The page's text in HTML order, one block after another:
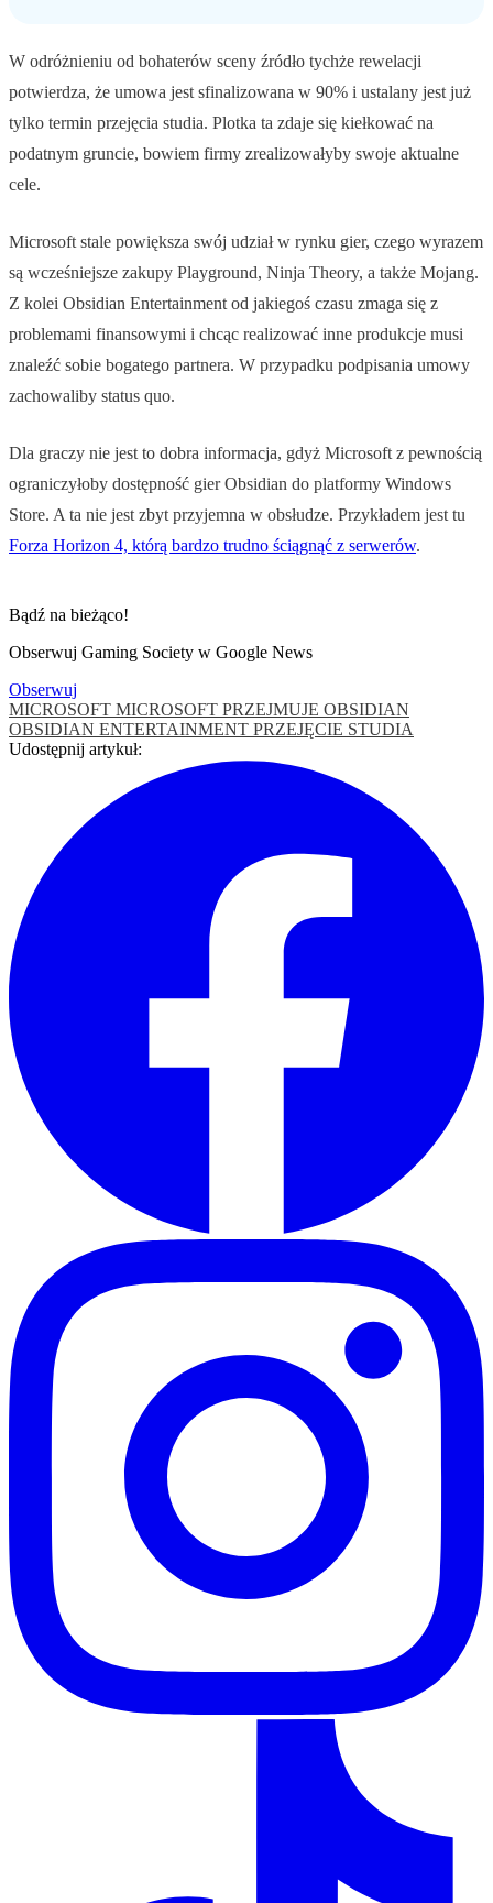
W odróżnieniu od bohaterów sceny źródło tychże rewelacji
potwierdza, że umowa jest sfinalizowana w 90% i ustalany jest już
tylko termin przejęcia studia. Plotka ta zdaje się kiełkować na
podatnym gruncie, bowiem firmy zrealizowałyby swoje aktualne
cele.
Microsoft stale powiększa swój udział w rynku gier, czego wyrazem
są wcześniejsze zakupy Playground, Ninja Theory, a także Mojang.
Z kolei Obsidian Entertainment od jakiegoś czasu zmaga się z
problemami finansowymi i chcąc realizować inne produkcje musi
znaleźć sobie bogatego partnera. W przypadku podpisania umowy
zachowaliby status quo.
Dla graczy nie jest to dobra informacja, gdyż Microsoft z pewnością
ograniczyłoby dostępność gier Obsidian do platformy Windows
Store. A ta nie jest zbyt przyjemna w obsłudze. Przykładem jest tu
Forza Horizon 4, którą bardzo trudno ściągnąć z serwerów.
Bądź na bieżąco!
Obserwuj Gaming Society w Google News
Obserwuj
MICROSOFT MICROSOFT PRZEJMUJE OBSIDIAN
OBSIDIAN ENTERTAINMENT PRZEJĘCIE STUDIA
Udostępnij artykuł: